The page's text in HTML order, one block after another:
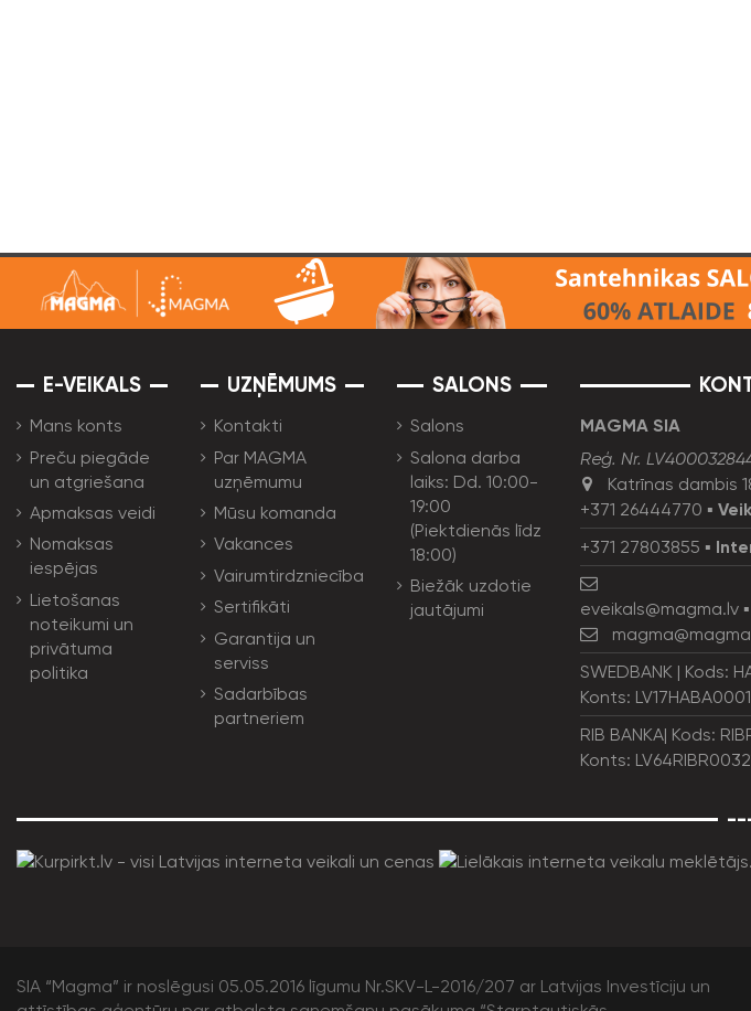
E-VEIKALS
Mans konts
Preču piegāde
un atgriešana
Apmaksas veidi
Nomaksas
iespējas
Lietošanas
noteikumi un
privātuma
politika
UZŅĒMUMS
Kontakti
Par MAGMA
uzņēmumu
Mūsu komanda
Vakances
Vairumtirdzniecība
Sertifikāti
Garantija un
serviss
Sadarbības
partneriem
SALONS
Salons
Salona darba
laiks: Dd. 10:00-
19:00
(Piektdienās līdz
18:00)
Biežāk uzdotie
jautājumi
MAGMA SIA
Reģ. Nr.
Katrīnas dambis
+371 26444770 ▪
+371 27803855 ▪
eveikals@magma.lv ▪
SWEDBANK | Kods:
Konts:
RIB BANKA| Kods:
Konts:
SIA “Magma” ir noslēgusi 05.05.2016 līgumu Nr.SKV-L-2016/207 ar Latvijas Investīciju un